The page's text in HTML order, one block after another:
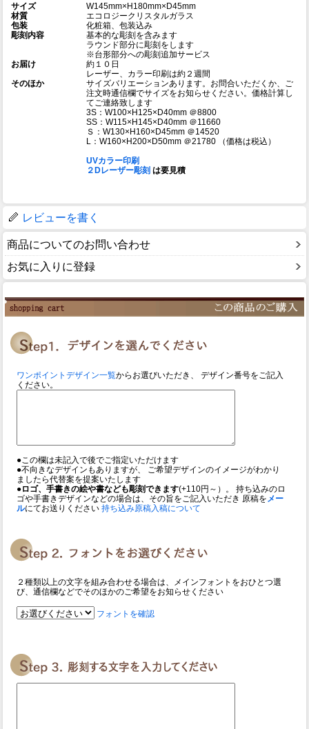
サイズ
W145mm×H180mm×D45mm
材質
エコロジークリスタルガラス
包装
化粧箱、包装込み
彫刻内容
基本的な彫刻を含みます
ラウンド部分に彫刻をします
※台形部分への彫刻追加サービス
お届け
約１０日
レーザー、カラー印刷は約２週間
そのほか
サイズバリエーションあります。お問合いただくか、ご
注文時通信欄でサイズをお知らせください。価格計算し
てご連絡致します
3S：W100×H125×D40mm ＠8800
SS：W115×H145×D40mm ＠11660
Ｓ：W130×H160×D45mm ＠14520
L：W160×H200×D50mm ＠21780 （価格は税込）
UVカラー印刷
２Dレーザー彫刻 は要見積
レビューを書く
商品についてのお問い合わせ
お気に入りに登録
ワンポイントデザイン一覧からお選びいただき、 デザイン番号をご記入
ください。
●この欄は未記入で後でご指定いただけます
●不向きなデザインもありますが、 ご希望デザインのイメージがわかり
ましたら代替案を提案いたします
●ロゴ、手書きの絵や書なども彫刻できます(+110円～）。 持ち込みのロ
ゴや手書きデザインなどの場合は、その旨をご記入いただき 原稿をメー
ルにてお送りください 持ち込み原稿入稿について
２種類以上の文字を組み合わせる場合は、メインフォントをおひとつ選
び、通信欄などでそのほかのご希望をお知らせください
フォントを確認